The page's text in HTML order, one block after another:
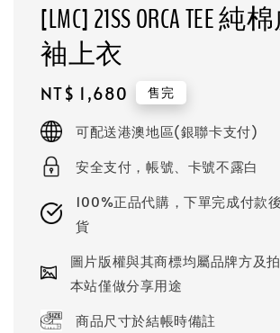
[LMC] 21SS ORCA TEE
袖上衣
Regular
price
NT$ 1,680 售完
可配送港澳地區(銀聯卡支付)
安全支付，帳號、卡號不露白
100%正品代購，下單完成付款
貨
圖片版權與其商標均屬品牌方及
本站僅做分享用途
商品尺寸於結帳時備註